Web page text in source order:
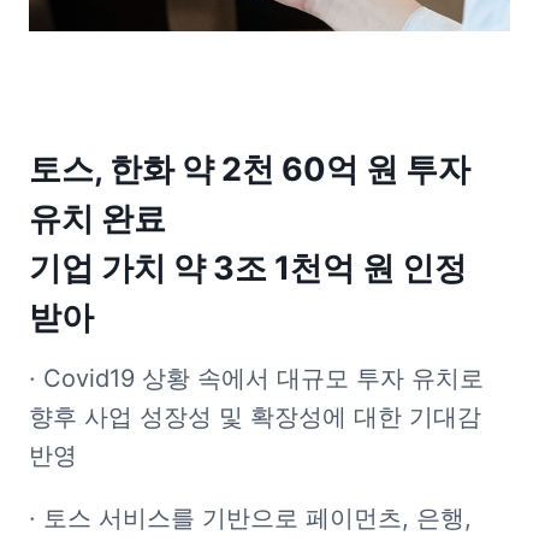
토스, 한화 약 2천 60억 원 투자
유치 완료
기업 가치 약 3조 1천억 원 인정
받아
· Covid19 상황 속에서 대규모 투자 유치로
향후 사업 성장성 및 확장성에 대한 기대감
반영
· 토스 서비스를 기반으로 페이먼츠, 은행,